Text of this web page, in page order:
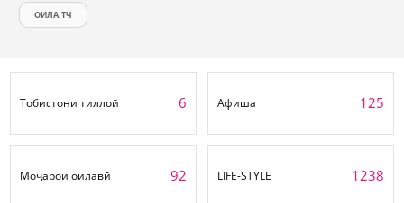
ОИЛА.ТЧ
Тобистони тиллоӣ 6 Афиша 125
Моҷарои оилавӣ 92 LIFE-STYLE 1238